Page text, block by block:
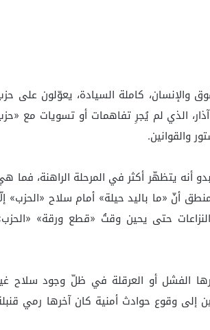
والإنسان، كاملة السيادة، يعوّلون على
«القوات اللبنانية» الذي يعتبرونه الغصنَ الثابت الأخير من قوى 14 آذار، الذي لم يُجرِ تفاهمات أو تسويات مع
والقوانين.
أنه يتظهّر أكثر في المرحلة الراهنة، فما
«القوات» جمهورَ 14 آذار وتقبل بمنطق أنّ «ما باليد حيلة» أمام سلاح «الحزب»
حتى يحين وقتُ «قطع ورقة»
مصيرها الفشل أو العرقلة في ظلّ وجود سلاح
كان، مذكّرين بما حصل في 7 أيار 2008، ولافتين إلى وقوع حوادث أمنية كان آخرها رمي